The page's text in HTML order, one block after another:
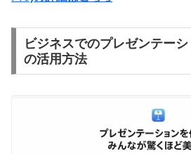
ビジネスでのプレゼンテー
の活用方法